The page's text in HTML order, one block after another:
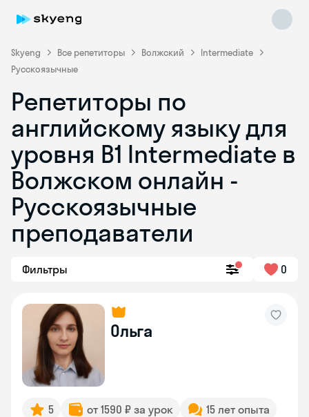
Skyeng Все репетиторы Волжский
Intermediate
Русскоязычные
Репетиторы по
английскому языку для
уровня B1 Intermediate в
Волжском онлайн -
Русскоязычные
преподаватели
Фильтры 0
Ольга
5 от 1590 ₽ за урок
15 лет опыта
Skyeng Chat